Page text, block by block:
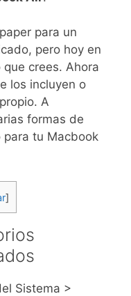
para un
pero hoy en
crees. Ahora
los incluyen o
A
formas de
para tu Macbook
]
Sistema >